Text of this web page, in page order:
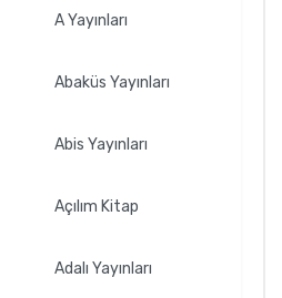
A Yayınları
Abaküs Yayınları
Abis Yayınları
Açılım Kitap
Adalı Yayınları